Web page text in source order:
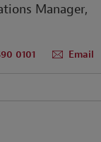
Manager,
0101 Email